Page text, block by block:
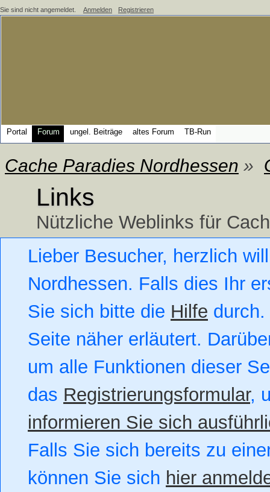
Sie sind nicht angemeldet. Anmelden Registrieren
Portal Forum ungel. Beiträge altes Forum TB-Run
Cache Paradies Nordhessen »
Links
Nützliche Weblinks für
Lieber Besucher, herzlich
Nordhessen. Falls dies Ihr
Sie sich bitte die Hilfe
Seite näher erläutert.
um alle Funktionen dieser
das Registrierungsformular,
informieren Sie sich
Falls Sie sich bereits zu
können Sie sich hier